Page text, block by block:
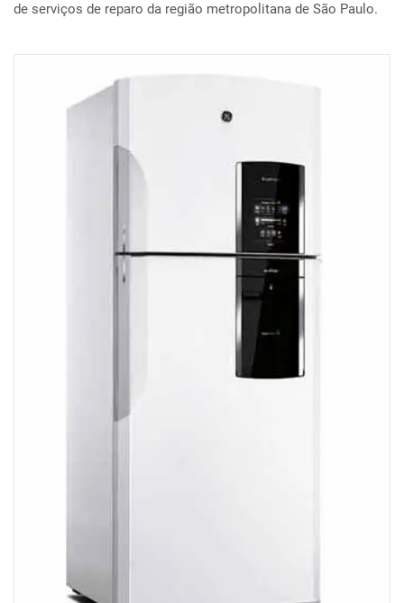
de serviços de reparo da região metropolitana de São Paulo.